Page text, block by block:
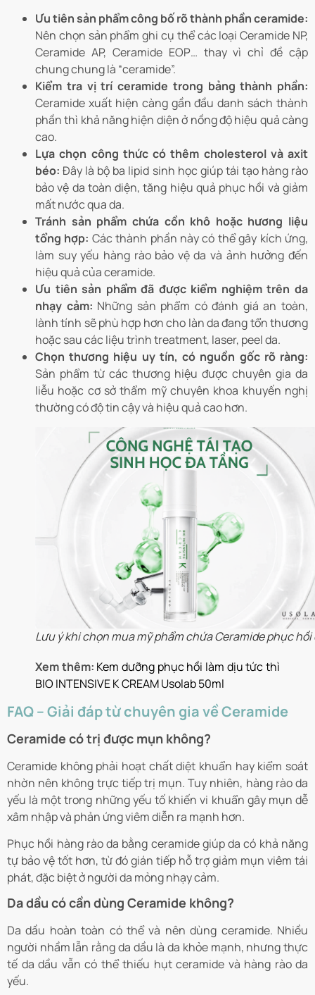
Ưu tiên sản phẩm công bố rõ thành phần ceramide:
Nên chọn sản phẩm ghi cụ thể các loại Ceramide NP,
Ceramide AP, Ceramide EOP… thay vì chỉ đề cập
chung chung là “ceramide”.
Kiểm tra vị trí ceramide trong bảng thành phần:
Ceramide xuất hiện càng gần đầu danh sách thành
phần thì khả năng hiện diện ở nồng độ hiệu quả càng
cao.
Lựa chọn công thức có thêm cholesterol và axit
béo: Đây là bộ ba lipid sinh học giúp tái tạo hàng rào
bảo vệ da toàn diện, tăng hiệu quả phục hồi và giảm
mất nước qua da.
Tránh sản phẩm chứa cồn khô hoặc hương liệu
tổng hợp: Các thành phần này có thể gây kích ứng,
làm suy yếu hàng rào bảo vệ da và ảnh hưởng đến
hiệu quả của ceramide.
Ưu tiên sản phẩm đã được kiểm nghiệm trên da
nhạy cảm: Những sản phẩm có đánh giá an toàn,
lành tính sẽ phù hợp hơn cho làn da đang tổn thương
hoặc sau các liệu trình treatment, laser, peel da.
Chọn thương hiệu uy tín, có nguồn gốc rõ ràng:
Sản phẩm từ các thương hiệu được chuyên gia da
liễu hoặc cơ sở thẩm mỹ chuyên khoa khuyến nghị
thường có độ tin cậy và hiệu quả cao hơn.
Lưu ý khi chọn mua mỹ phẩm chứa Ceramide phục hồi
Xem thêm: Kem dưỡng phục hồi làm dịu tức thì
BIO INTENSIVE K CREAM Usolab 50ml
FAQ – Giải đáp từ chuyên gia về Ceramide
Ceramide có trị được mụn không?
Ceramide không phải hoạt chất diệt khuẩn hay kiểm soát
nhờn nên không trực tiếp trị mụn. Tuy nhiên, hàng rào da
yếu là một trong những yếu tố khiến vi khuẩn gây mụn dễ
xâm nhập và phản ứng viêm diễn ra mạnh hơn.
Phục hồi hàng rào da bằng ceramide giúp da có khả năng
tự bảo vệ tốt hơn, từ đó gián tiếp hỗ trợ giảm mụn viêm tái
phát, đặc biệt ở người da mỏng nhạy cảm.
Da dầu có cần dùng Ceramide không?
Da dầu hoàn toàn có thể và nên dùng ceramide. Nhiều
người nhầm lẫn rằng da dầu là da khỏe mạnh, nhưng thực
tế da dầu vẫn có thể thiếu hụt ceramide và hàng rào da
yếu.